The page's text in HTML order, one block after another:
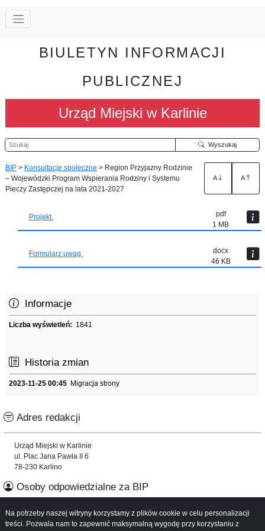
BIULETYN INFORMACJI
PUBLICZNEJ
Urząd Miejski w Karlinie
Szukaj Wyszukaj
BIP > Konsultacje społeczne > Region Przyjazny Rodzinie
– Wojewódzki Program Wspierania Rodziny i Systemu
Pieczy Zastępczej na lata 2021-2027
A A
Projekt.
pdf
1 MB
Formularz uwag.
docx
46 KB
Informacje
Liczba wyświetleń: 1841
Historia zmian
2023-11-25 00:45 Migracja strony
Adres redakcji
Urząd Miejski w Karlinie
ul. Plac Jana Pawła II 6
78-230 Karlino
Osoby odpowiedzialne za BIP
Informacje o serwisie
Na potrzeby naszej witryny korzystamy z plików cookie w celu personalizacji
treści. Pozwala nam to zapewnić maksymalną wygodę przy korzystaniu z